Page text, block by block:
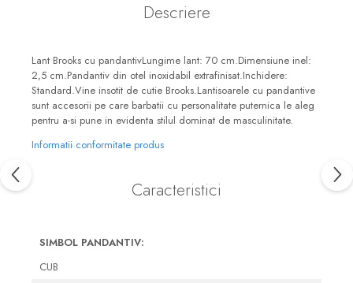
Descriere
Lant Brooks cu pandantivLungime lant: 70 cm.Dimensiune inel:
2,5 cm.Pandantiv din otel inoxidabil extrafinisat.Inchidere:
Standard.Vine insotit de cutie Brooks.Lantisoarele cu pandantive
sunt accesorii pe care barbatii cu personalitate puternica le aleg
pentru a-si pune in evidenta stilul dominat de masculinitate.
Informatii conformitate produs
Caracteristici
SIMBOL PANDANTIV:
CUB